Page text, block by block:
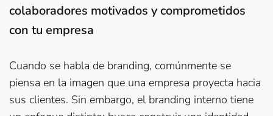
colaboradores motivados y comprometidos
con tu empresa
Cuando se habla de branding, comúnmente se
piensa en la imagen que una empresa proyecta hacia
sus clientes. Sin embargo, el branding interno tiene